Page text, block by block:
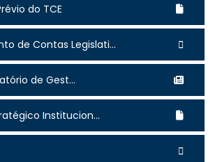
do TCE
de Contas Legislati...
de Gest...
Institucion...